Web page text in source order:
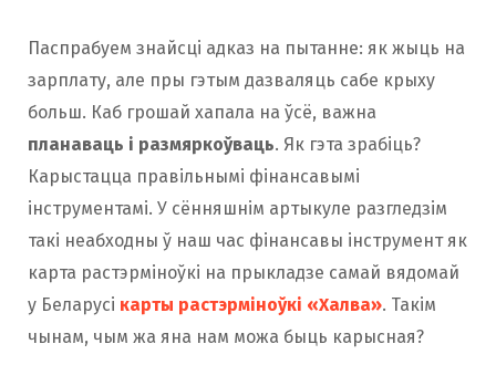
Паспрабуем знайсці адказ на пытанне: як жыць на
зарплату, але пры гэтым дазваляць сабе крыху
больш. Каб грошай хапала на ўсё, важна
планаваць і размяркоўваць. Як гэта зрабіць?
Карыстацца правільнымі фінансавымі
інструментамі. У сённяшнім артыкуле разгледзім
такі неабходны ў наш час фінансавы інструмент як
карта растэрміноўкі на прыкладзе самай вядомай
у Беларусі карты растэрміноўкі «Халва». Такім
чынам, чым жа яна нам можа быць карысная?